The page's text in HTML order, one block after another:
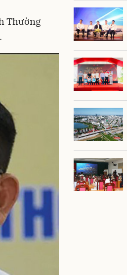
Thường